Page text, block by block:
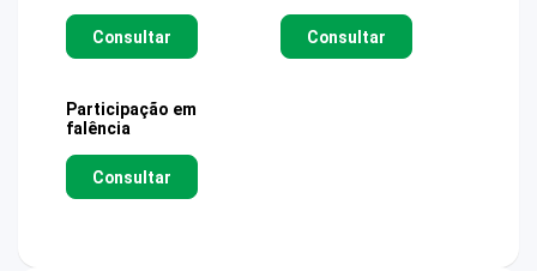
Consultar Consultar
Participação em
falência
Consultar